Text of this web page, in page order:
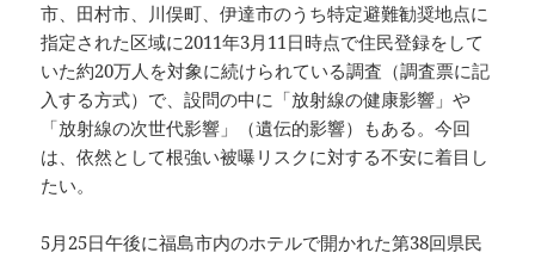
市、田村市、川俣町、伊達市のうち特定避難勧奨地点に
指定された区域に2011年3月11日時点で住民登録をして
いた約20万人を対象に続けられている調査（調査票に記
入する方式）で、設問の中に「放射線の健康影響」や
「放射線の次世代影響」（遺伝的影響）もある。今回
は、依然として根強い被曝リスクに対する不安に着目し
たい。
5月25日午後に福島市内のホテルで開かれた第38回県民